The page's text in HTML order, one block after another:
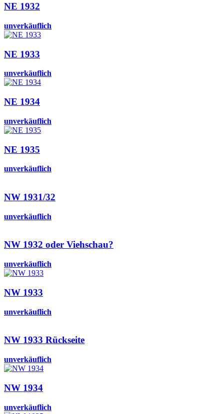
NE 1932
unverkäuflich
NE 1933
unverkäuflich
NE 1934
unverkäuflich
NE 1935
unverkäuflich
NW 1931/32
unverkäuflich
NW 1932 oder Viehschau?
unverkäuflich
NW 1933
unverkäuflich
NW 1933 Rückseite
unverkäuflich
NW 1934
unverkäuflich